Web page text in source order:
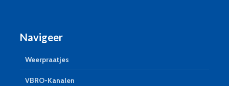
Navigeer
Weerpraatjes
VBRO-Kanalen